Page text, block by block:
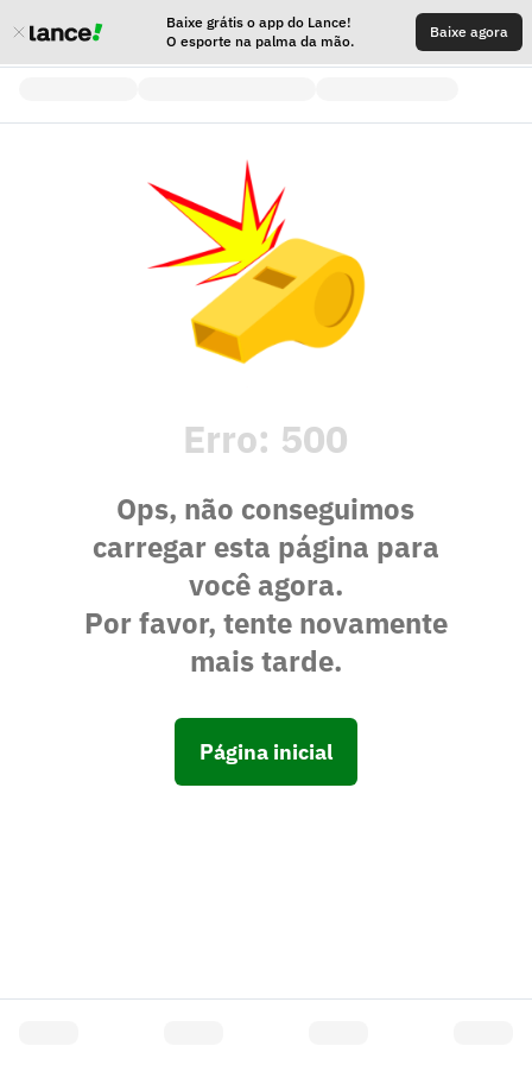
Baixe grátis o app do Lance!
O esporte na palma da mão.
Baixe agora
Erro: 500
Ops, não conseguimos
carregar esta página para
você agora.
Por favor, tente novamente
mais tarde.
Página inicial